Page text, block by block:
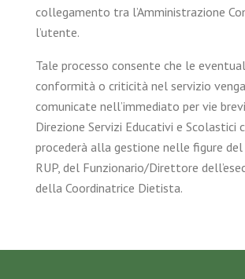
collegamento tra l’Amministrazione
l’utente.
Tale processo consente che le
conformità o criticità nel servizio
comunicate nell’immediato per vie
Direzione Servizi Educativi e Scolastici
procederà alla gestione nelle figure
RUP, del Funzionario/Direttore
della Coordinatrice Dietista.